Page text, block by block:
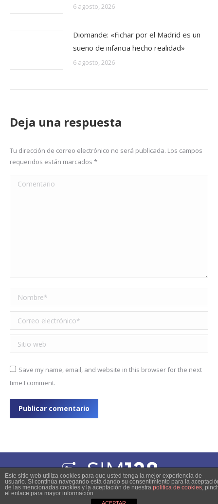
6 agosto, 2026
Diomande: «Fichar por el Madrid es un
sueño de infancia hecho realidad»
6 agosto, 2026
Deja una respuesta
Tu dirección de correo electrónico no será publicada. Los campos
requeridos están marcados *
Comentario
Nombre *
Correo electrónico *
Sitio web
Save my name, email, and website in this browser for the next
time I comment.
Publicar comentario
© 2023 Copyright
inner-pages-menu
Este sitio web utiliza cookies para que usted tenga la mejor experiencia de
usuario. Si continúa navegando está dando su consentimiento para la
de las mencionadas cookies y la aceptación de nuestra política de cookies,
el enlace para mayor información.